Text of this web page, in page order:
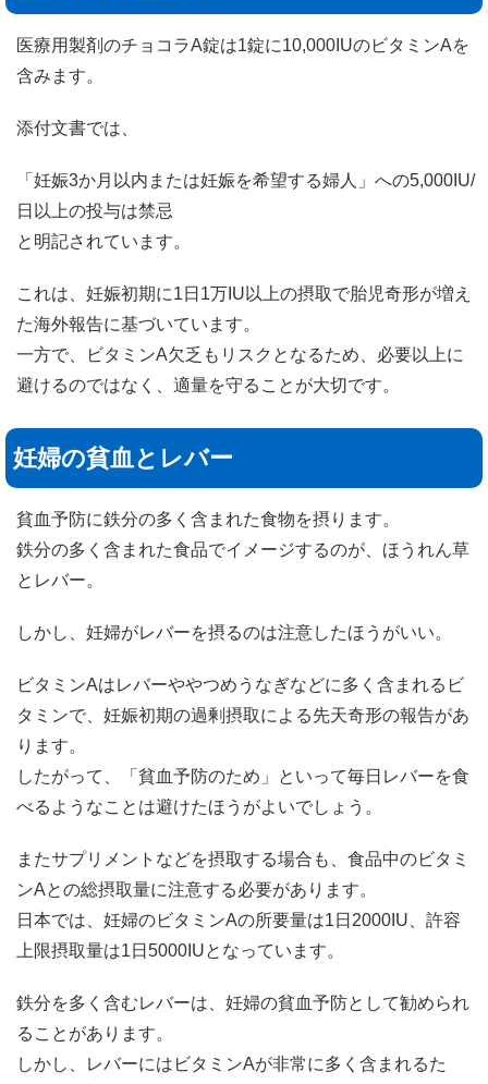
医療用製剤のチョコラA錠は1錠に10,000IUのビタミンAを
含みます。
添付文書では、
「妊娠3か月以内または妊娠を希望する婦人」への5,000IU/
日以上の投与は禁忌
と明記されています。
これは、妊娠初期に1日1万IU以上の摂取で胎児奇形が増え
た海外報告に基づいています。
一方で、ビタミンA欠乏もリスクとなるため、必要以上に
避けるのではなく、適量を守ることが大切です。
妊婦の貧血とレバー
貧血予防に鉄分の多く含まれた食物を摂ります。
鉄分の多く含まれた食品でイメージするのが、ほうれん草
とレバー。
しかし、妊婦がレバーを摂るのは注意したほうがいい。
ビタミンAはレバーややつめうなぎなどに多く含まれるビ
タミンで、妊娠初期の過剰摂取による先天奇形の報告があ
ります。
したがって、「貧血予防のため」といって毎日レバーを食
べるようなことは避けたほうがよいでしょう。
またサプリメントなどを摂取する場合も、食品中のビタミ
ンAとの総摂取量に注意する必要があります。
日本では、妊婦のビタミンAの所要量は1日2000IU、許容
上限摂取量は1日5000IUとなっています。
鉄分を多く含むレバーは、妊婦の貧血予防として勧められ
ることがあります。
しかし、レバーにはビタミンAが非常に多く含まれるた